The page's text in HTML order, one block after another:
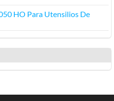
HO Para Utensilios De